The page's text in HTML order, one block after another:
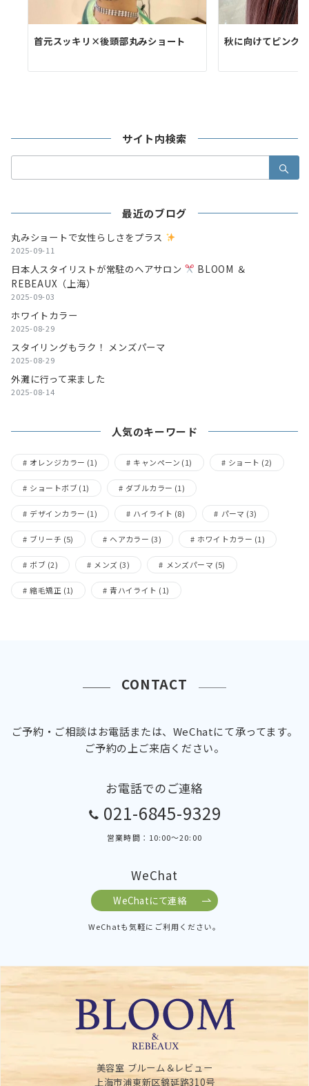
首元スッキリ×後頭部丸みショート 秋に向けてピンク
サイト内検索
索：
最近のブログ
丸みショートで女性らしさをプラス
2025-09-11
日本人スタイリストが常駐のヘアサロン
BLOOM ＆
REBEAUX（上海）
2025-09-03
ホワイトカラー
2025-08-29
スタイリングもラク！ メンズパーマ
2025-08-29
外灘に行って来ました
2025-08-14
人気のキーワード
オレンジカラー (1) キャンペーン (1) ショート (2)
ショートボブ(1) ダブルカラー (1)
デザインカラー (1) ハイライト (8) パーマ (3)
ブリーチ (5) ヘアカラー (3) ホワイトカラー (1)
ボブ (2) メンズ (3) メンズパーマ (5)
縮毛矯正 (1) 青ハイライト (1)
CONTACT
ご予約・ご相談はお電話または、WeChatにて承ってます。
ご予約の上ご来店ください。
お電話でのご連絡
021-6845-9329
営業時間：10:00～20:00
WeChat
WeChatにて連絡
WeChatも気軽にご利用ください。
美容室 ブルーム＆レビュー
上海市浦東新区錦延路310号